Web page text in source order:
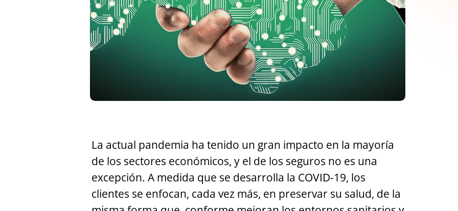
La actual pandemia ha tenido un gran impacto en la mayoría
de los sectores económicos, y el de los seguros no es una
excepción. A medida que se desarrolla la COVID-19, los
clientes se enfocan, cada vez más, en preservar su salud, de la